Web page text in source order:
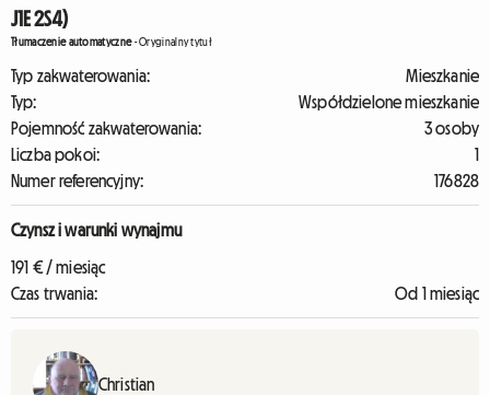
J1E 2S4)
Tłumaczenie automatyczne-Oryginalny tytuł
Typ zakwaterowania:
Mieszkanie
Typ:
Współdzielone mieszkanie
Pojemność zakwaterowania:
3 osoby
Liczba pokoi:
1
Numer referencyjny:
176828
Czynsz i warunki wynajmu
191 € / miesiąc
Czas trwania:
Od 1 miesiąc
Christian